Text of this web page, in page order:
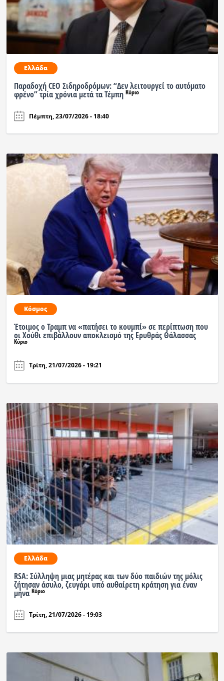
Ελλάδα
Παραδοχή CEO Σιδηροδρόμων: “Δεν λειτουργεί το αυτόματο
φρένο” τρία χρόνια μετά τα Τέμπη Κύριο
Πέμπτη, 23/07/2026 - 18:40
Κόσμος
Έτοιμος ο Τραμπ να «πατήσει το κουμπί» σε περίπτωση που
οι Χούθι επιβάλλουν αποκλεισμό της Ερυθράς Θάλασσας
Κύριο
Τρίτη, 21/07/2026 - 19:21
Ελλάδα
RSA: Σύλληψη μιας μητέρας και των δύο παιδιών της μόλις
ζήτησαν άσυλο, ζευγάρι υπό αυθαίρετη κράτηση για έναν
μήνα Κύριο
Τρίτη, 21/07/2026 - 19:03